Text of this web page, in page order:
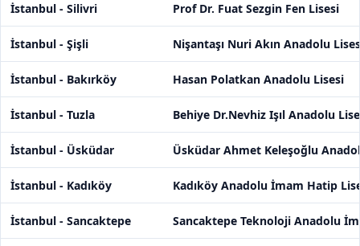
İstanbul - Silivri Prof Dr. Fuat Sezgin Fen Lisesi
İstanbul - Şişli Nişantaşı Nuri Akın Anadolu
İstanbul - Bakırköy Hasan Polatkan Anadolu Lisesi
İstanbul - Tuzla Behiye Dr.Nevhiz Işıl Anadolu
İstanbul - Üsküdar Üsküdar Ahmet Keleşoğlu
İstanbul - Kadıköy Kadıköy Anadolu İmam Hatip
İstanbul - Sancaktepe Sancaktepe Teknoloji Anadolu